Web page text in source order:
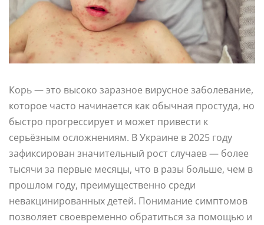
Корь — это высоко заразное вирусное заболевание,
которое часто начинается как обычная простуда, но
быстро прогрессирует и может привести к
серьёзным осложнениям. В Украине в 2025 году
зафиксирован значительный рост случаев — более
тысячи за первые месяцы, что в разы больше, чем в
прошлом году, преимущественно среди
невакцинированных детей. Понимание симптомов
позволяет своевременно обратиться за помощью и